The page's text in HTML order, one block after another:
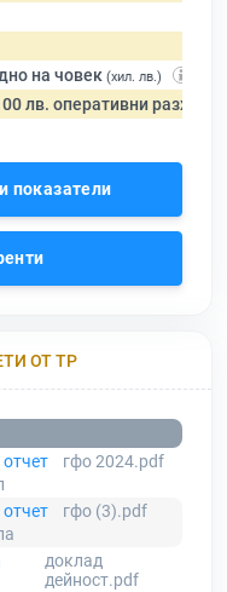
на човек (хил. лв.)
лв. оперативни разходи
показатели
ОТ ТР
гфо 2024.pdf
гфо (3).pdf
доклад
дейност.pdf